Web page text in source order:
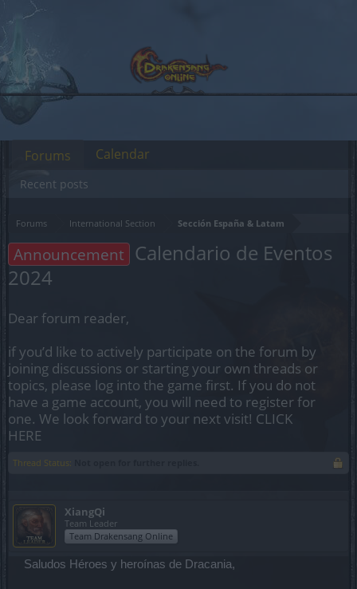
Forums International Section Sección España & Latam
Announcement Calendario de Eventos
2024
Dear forum reader,
if you’d like to actively participate on the forum by
joining discussions or starting your own threads or
topics, please log into the game first. If you do not
have a game account, you will need to register for
one. We look forward to your next visit! CLICK
HERE
Thread Status:
XiangQi
Team Leader
Team Drakensang Online
Saludos Héroes y heroínas de Dracania,
Forums
Recent posts
Calendar